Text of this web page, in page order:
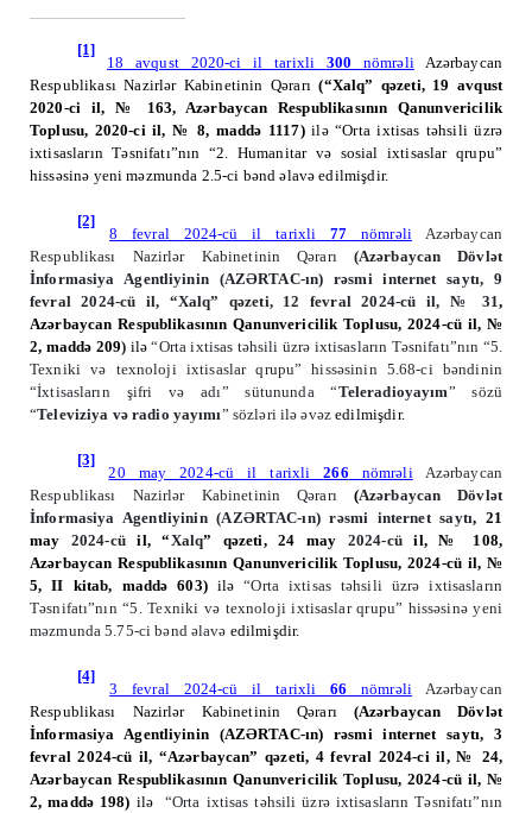
[1]
18 avqust 2020-ci il tarixli 300 nömrəli Azərbaycan
Respublikası Nazirlər Kabinetinin Qərarı(“Xalq” qəzeti, 19 avqust
2020-ci il, № 163, Azərbaycan Respublikasının Qanunvericilik
Toplusu, 2020-ci il, № 8, maddə 1117)ilə “Orta ixtisas təhsili üzrə
ixtisasların Təsnifatı”nın “2. Humanitar və sosial ixtisaslar qrupu”
hissəsinə yeni məzmunda 2.5-ci bənd əlavə edilmişdir.
[2]
8 fevral 2024-cü il tarixli 77 nömrəli Azərbaycan
Respublikası Nazirlər Kabinetinin Qərarı (Azərbaycan Dövlət
İnformasiya Agentliyinin (AZƏRTAC-ın) rəsmi internet saytı, 9
fevral 2024-cü il, “Xalq” qəzeti, 12 fevral 2024-cü il, № 31,
Azərbaycan Respublikasının Qanunvericilik Toplusu, 2024-cü il, №
2, maddə 209) ilə“Orta ixtisas təhsili üzrə ixtisasların Təsnifatı”nın “5.
Texniki və texnoloji ixtisaslar qrupu” hissəsinin 5.68-ci bəndinin
“İxtisasların şifri və adı” sütununda “Teleradioyayım” sözü
“Televiziya və radio yayımı” sözləri ilə əvəzedilmişdir.
[3]
20 may 2024-cü il tarixli266 nömrəli Azərbaycan
Respublikası Nazirlər Kabinetinin Qərarı (Azərbaycan Dövlət
İnformasiya Agentliyinin (AZƏRTAC-ın) rəsmi internet saytı, 21
may 2024-cüil, “Xalq” qəzeti, 24 may 2024-cüil, № 108,
Azərbaycan Respublikasının Qanunvericilik Toplusu, 2024-cü il, №
5, II kitab, maddə 603) ilə“Orta ixtisas təhsili üzrə ixtisasların
Təsnifatı”nın “5. Texniki və texnoloji ixtisaslar qrupu” hissəsinə yeni
məzmunda 5.75-ci bənd əlavə edilmişdir.
[4]
3 fevral 2024-cü il tarixli 66 nömrəli Azərbaycan
Respublikası Nazirlər Kabinetinin Qərarı (Azərbaycan Dövlət
İnformasiya Agentliyinin (AZƏRTAC-ın) rəsmi internet saytı, 3
fevral 2024-cü il, “Azərbaycan” qəzeti, 4 fevral 2024-ci il, № 24,
Azərbaycan Respublikasının Qanunvericilik Toplusu, 2024-cü il, №
2, maddə 198) ilə
“Orta ixtisas təhsili üzrə ixtisasların Təsnifatı”nın